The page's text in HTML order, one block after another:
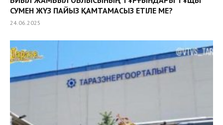
СУМЕН ЖҮЗ ПАЙЫЗ ҚАМТАМАСЫЗ ЕТІЛЕ МЕ?
24.06.2025